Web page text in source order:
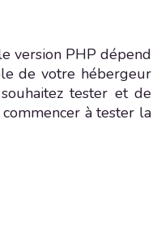
version PHP dépend
de votre hébergeur
tester et de
à tester la